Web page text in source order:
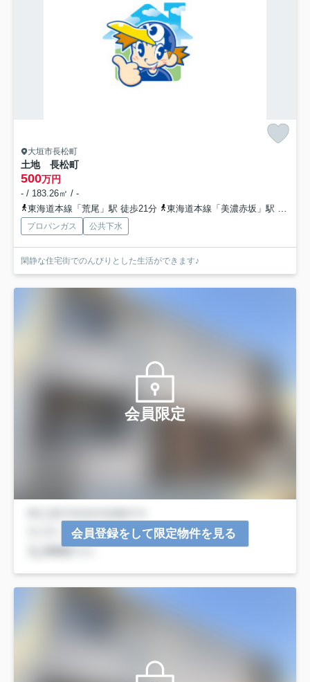
大垣市長松町
土地 長松町
500万円
- / 183.26㎡ / -
東海道本線「荒尾」駅 徒歩21分
東海道本線「美濃赤坂」駅 徒歩25分
プロパンガス 公共下水
閑静な住宅街でのんびりとした生活ができます♪
会員限定
会員登録をして限定物件を見る